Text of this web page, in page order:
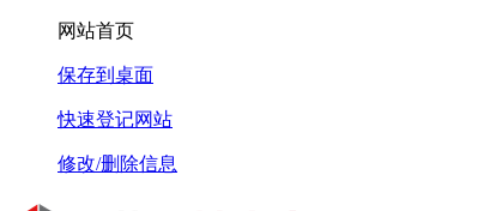
网站首页
保存到桌面
快速登记网站
修改/删除信息